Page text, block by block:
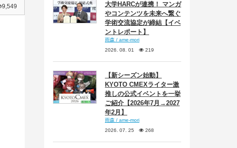
9,549
大学HARCが連携！ マンガ
やコンテンツを未来へ繋ぐ
学術交流協定が締結【イベ
ントレポート】
雨森 / ame-mori
2026. 08. 01
219
【新シーズン始動】
KYOTO CMEXライター激
推しの公式イベントを一挙
ご紹介【2026年7月→2027
年2月】
雨森 / ame-mori
2026. 07. 25
268